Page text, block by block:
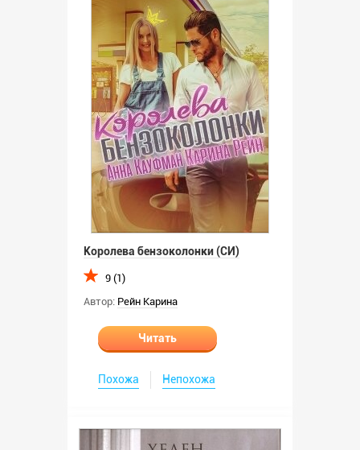
Королева бензоколонки (СИ)
9 (1)
Автор: Рейн Карина
Читать
Похожа Непохожа